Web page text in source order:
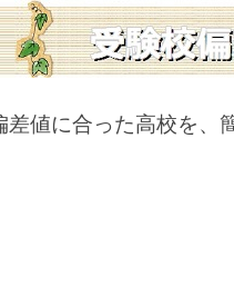
差値に合った高校を、